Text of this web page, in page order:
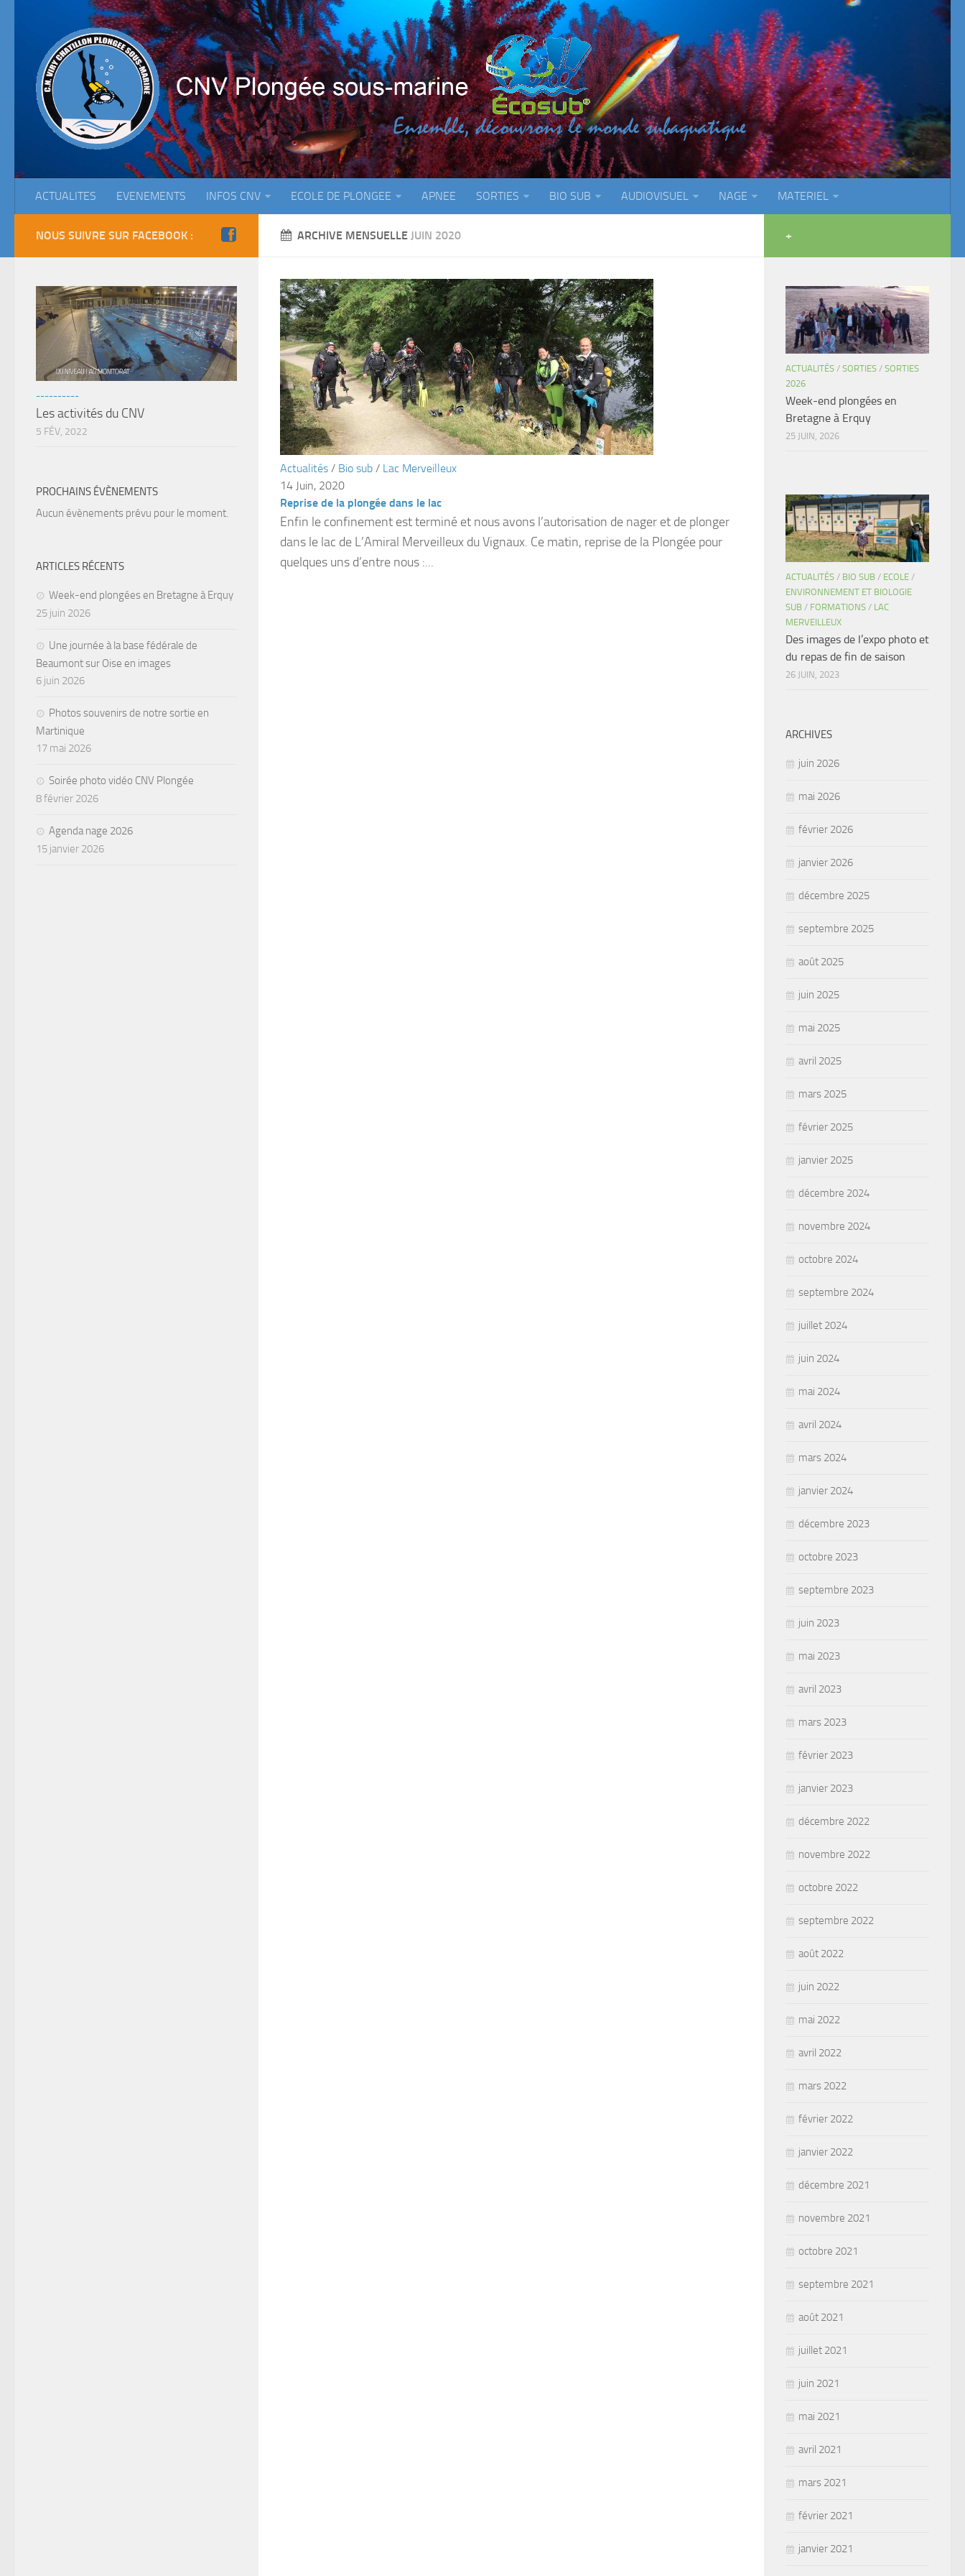
ACTUALITES EVENEMENTS INFOS CNV ECOLE DE PLONGEE APNEE SORTIES BIO SUB AUDIOVISUEL NAGE MATERIEL
ARCHIVE MENSUELLE JUIN 2020
Actualités / Bio sub / Lac Merveilleux
14 Juin, 2020
Reprise de la plongée dans le lac
Enfin le confinement est terminé et nous avons l’autorisation de nager et de plonger
dans le lac de L’Amiral Merveilleux du Vignaux. Ce matin, reprise de la Plongée pour
quelques uns d’entre nous :...
NOUS SUIVRE SUR FACEBOOK :
----------
Les activités du CNV
5 FÉV, 2022
PROCHAINS ÉVÈNEMENTS
Aucun évènements prévu pour le moment.
ARTICLES RÉCENTS
Week-end plongées en Bretagne à Erquy
25 juin 2026
Une journée à la base fédérale de
Beaumont sur Oise en images
6 juin 2026
Photos souvenirs de notre sortie en
Martinique
17 mai 2026
Soirée photo vidéo CNV Plongée
8 février 2026
Agenda nage 2026
15 janvier 2026
+
ACTUALITÉS / SORTIES / SORTIES
2026
Week-end plongées en
Bretagne à Erquy
25 JUIN, 2026
ACTUALITÉS / BIO SUB / ECOLE /
ENVIRONNEMENT ET BIOLOGIE
SUB / FORMATIONS / LAC
MERVEILLEUX
Des images de l’expo photo et
du repas de fin de saison
26 JUIN, 2023
ARCHIVES
juin 2026
mai 2026
février 2026
janvier 2026
décembre 2025
septembre 2025
août 2025
juin 2025
mai 2025
avril 2025
mars 2025
février 2025
janvier 2025
décembre 2024
novembre 2024
octobre 2024
septembre 2024
juillet 2024
juin 2024
mai 2024
avril 2024
mars 2024
janvier 2024
décembre 2023
octobre 2023
septembre 2023
juin 2023
mai 2023
avril 2023
mars 2023
février 2023
janvier 2023
décembre 2022
novembre 2022
octobre 2022
septembre 2022
août 2022
juin 2022
mai 2022
avril 2022
mars 2022
février 2022
janvier 2022
décembre 2021
novembre 2021
octobre 2021
septembre 2021
août 2021
juillet 2021
juin 2021
mai 2021
avril 2021
mars 2021
février 2021
janvier 2021